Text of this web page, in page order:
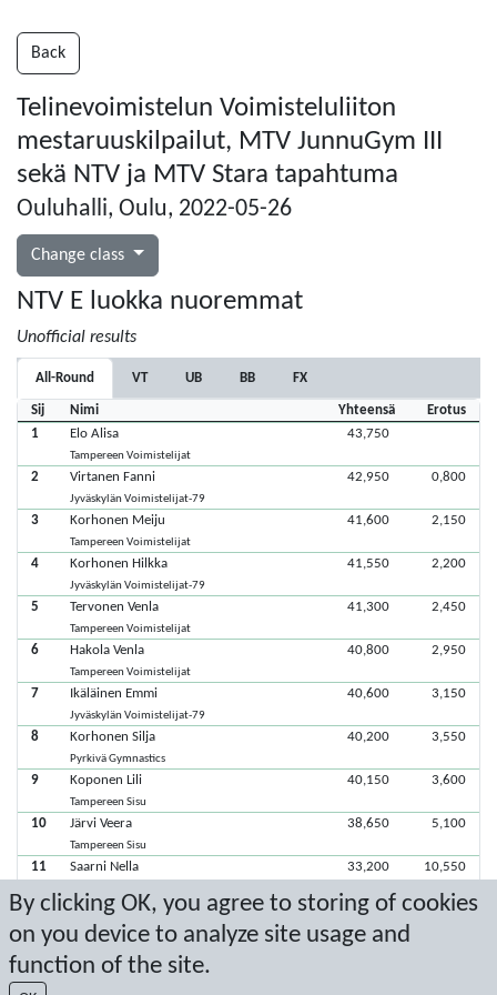
By clicking OK, you agree to storing of cookies
on you device to analyze site usage and
function of the site.
Back
Telinevoimistelun Voimisteluliiton
mestaruuskilpailut, MTV JunnuGym III
sekä NTV ja MTV Stara tapahtuma
Ouluhalli, Oulu, 2022-05-26
Change class
NTV E luokka nuoremmat
Unofficial results
All-Round VT UB BB FX
Sij Nimi Yhteensä
Erotus
1
Elo Alisa
Tampereen Voimistelijat
43,750
2 Virtanen Fanni
Jyväskylän Voimistelijat-79
42,950 0,800
3 Korhonen Meiju
Tampereen Voimistelijat
41,600 2,150
4 Korhonen Hilkka
Jyväskylän Voimistelijat-79
41,550 2,200
5 Tervonen Venla
Tampereen Voimistelijat
41,300 2,450
6 Hakola Venla
Tampereen Voimistelijat
40,800 2,950
7 Ikäläinen Emmi
Jyväskylän Voimistelijat-79
40,600 3,150
8 Korhonen Silja
Pyrkivä Gymnastics
40,200 3,550
9 Koponen Lili
Tampereen Sisu
40,150 3,600
10 Järvi Veera
Tampereen Sisu
38,650 5,100
11 Saarni Nella 33,200 10,550
12 Häkkinen Maisa
Tampereen Sisu
Viimeisimmät pisteet: 29.5.2022 17.59.32